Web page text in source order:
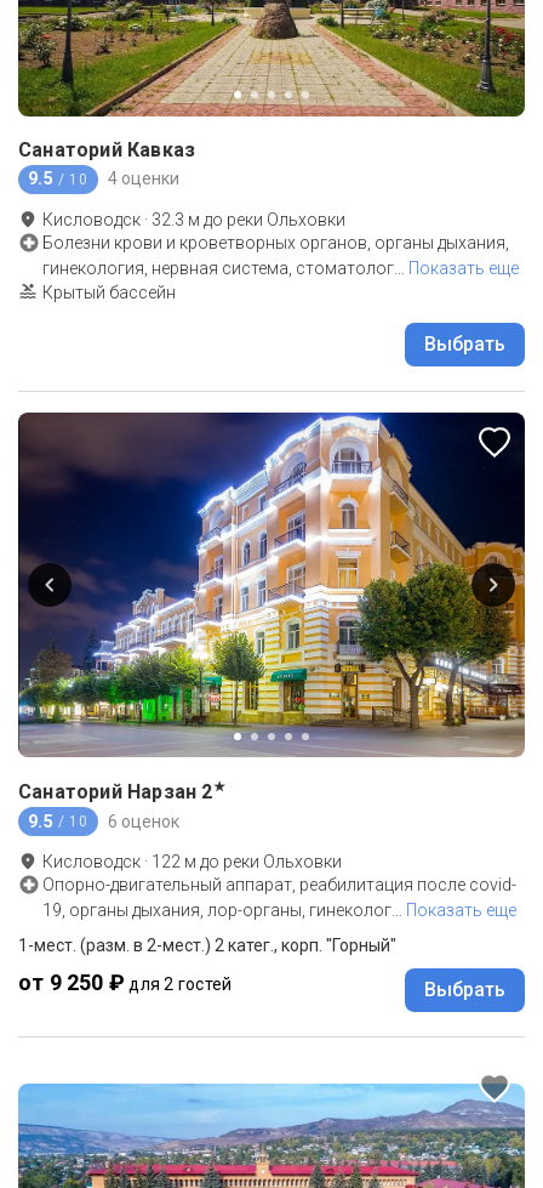
Санаторий Кавказ
9.5 / 10 4 оценки
Кисловодск · 32.3 м до реки Ольховки
Болезни крови и кроветворных органов, органы дыхания,
гинекология, нервная система, стоматолог
Показать еще
Крытый бассейн
Выбрать
Санаторий Нарзан 2★
9.5 / 10 6 оценок
Кисловодск · 122 м до реки Ольховки
Опорно-двигательный аппарат, реабилитация после covid-
19, органы дыхания, лор-органы, гинеколог… Показать еще
1-мест. (разм. в 2-мест.) 2 катег., корп. "Горный"
от 9 250 ₽ для 2 гостей Выбрать